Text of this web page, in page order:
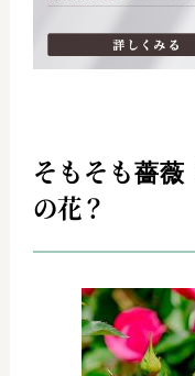
そもそも薔薇
の花？